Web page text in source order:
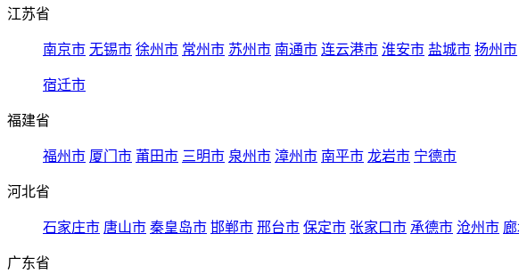
江苏省
南京市 无锡市 徐州市 常州市 苏州市 南通市 连云港市 淮安市 盐城市 扬州市
宿迁市
福建省
福州市 厦门市 莆田市 三明市 泉州市 漳州市 南平市 龙岩市 宁德市
河北省
石家庄市 唐山市 秦皇岛市 邯郸市 邢台市 保定市 张家口市 承德市 沧州市
广东省